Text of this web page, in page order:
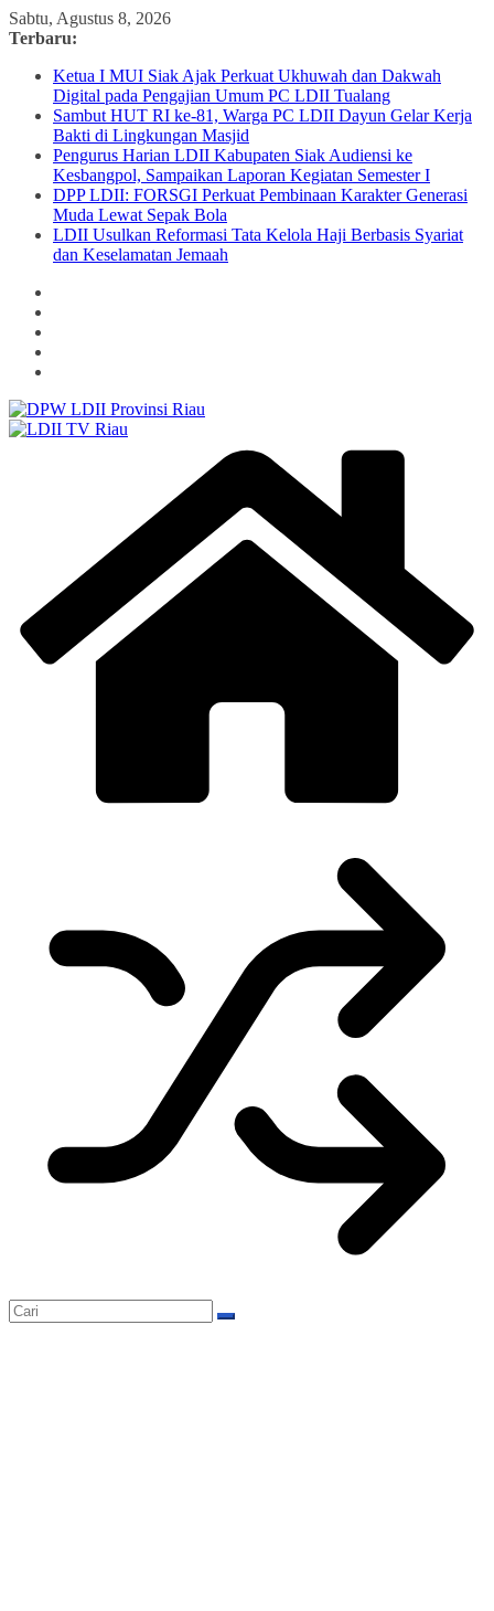
Skip
to
Sabtu, Agustus 8, 2026
Terbaru:
Ketua I MUI Siak Ajak Perkuat Ukhuwah dan Dakwah
Digital pada Pengajian Umum PC LDII Tualang
Sambut HUT RI ke-81, Warga PC LDII Dayun Gelar Kerja
Bakti di Lingkungan Masjid
Pengurus Harian LDII Kabupaten Siak Audiensi ke
Kesbangpol, Sampaikan Laporan Kegiatan Semester I
DPP LDII: FORSGI Perkuat Pembinaan Karakter Generasi
Muda Lewat Sepak Bola
LDII Usulkan Reformasi Tata Kelola Haji Berbasis Syariat
dan Keselamatan Jemaah